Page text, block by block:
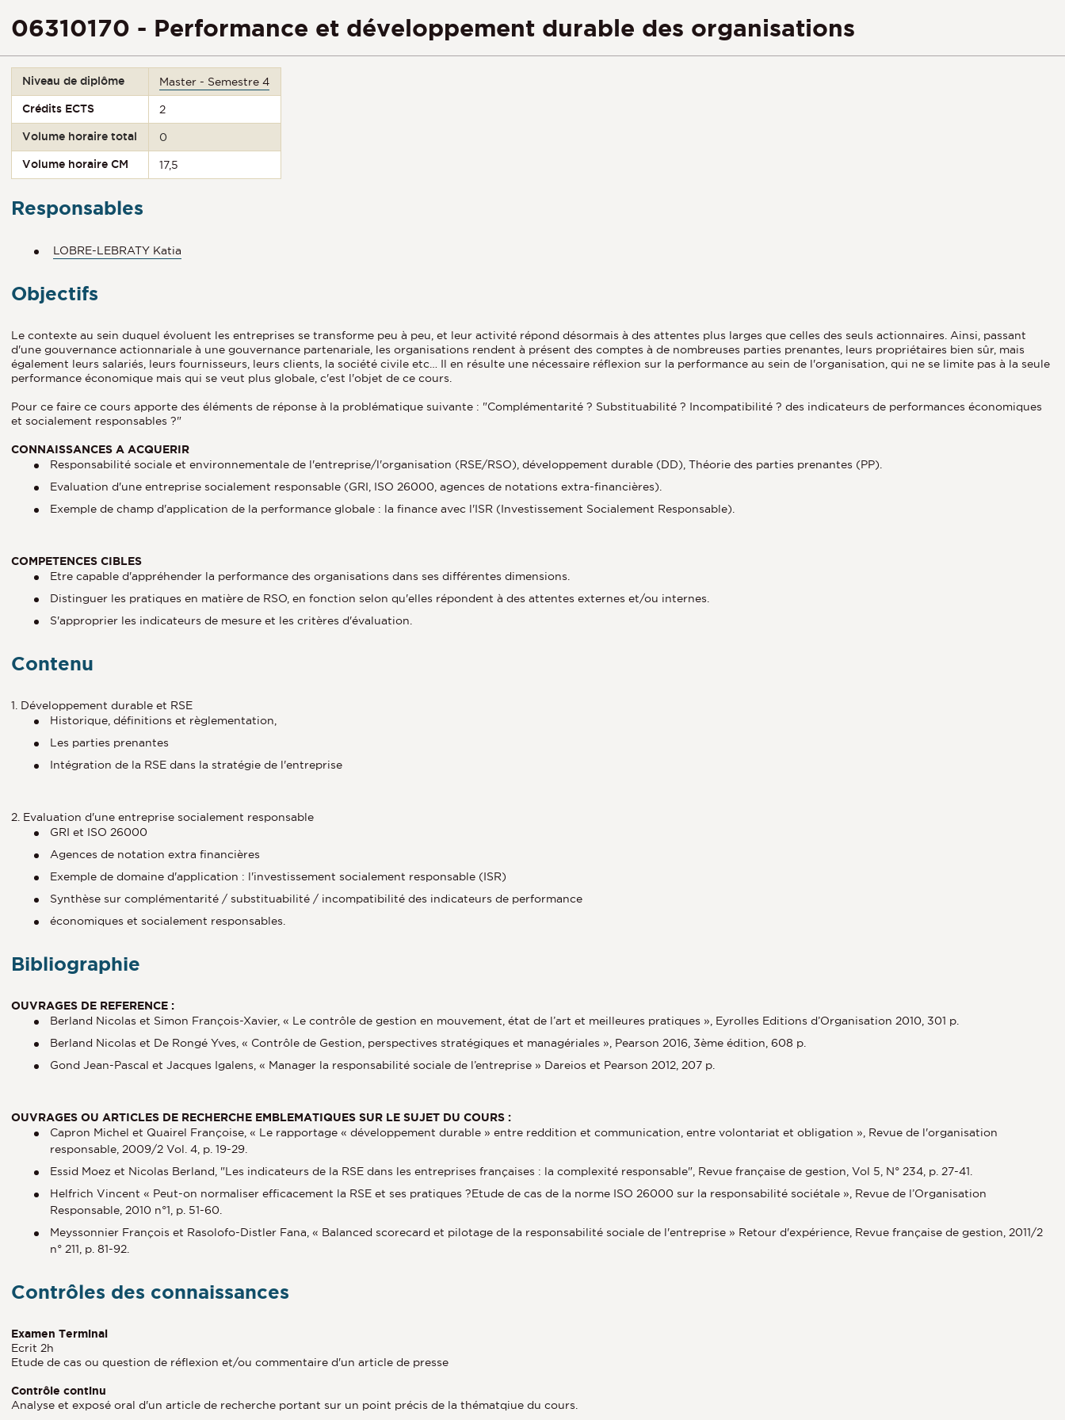
06310170 - Performance et développement durable des organisations
Niveau de diplôme Master - Semestre 4
Crédits ECTS 2
Volume horaire total 0
Volume horaire CM 17,5
Responsables
LOBRE-LEBRATY Katia
Objectifs
Le contexte au sein duquel évoluent les entreprises se transforme peu à peu, et leur activité répond désormais à des attentes plus larges que celles des seuls actionnaires. Ainsi, passant
d'une gouvernance actionnariale à une gouvernance partenariale, les organisations rendent à présent des comptes à de nombreuses parties prenantes, leurs propriétaires bien sûr, mais
également leurs salariés, leurs fournisseurs, leurs clients, la société civile etc… Il en résulte une nécessaire réflexion sur la performance au sein de l'organisation, qui ne se limite pas à la seule
performance économique mais qui se veut plus globale, c'est l'objet de ce cours.
Pour ce faire ce cours apporte des éléments de réponse à la problématique suivante : "Complémentarité ? Substituabilité ? Incompatibilité ? des indicateurs de performances économiques
et socialement responsables ?"
CONNAISSANCES A ACQUERIR
Responsabilité sociale et environnementale de l'entreprise/l'organisation (RSE/RSO), développement durable (DD), Théorie des parties prenantes (PP).
Evaluation d'une entreprise socialement responsable (GRI, ISO 26000, agences de notations extra-financières).
Exemple de champ d'application de la performance globale : la finance avec l'ISR (Investissement Socialement Responsable).
COMPETENCES CIBLES
Etre capable d'appréhender la performance des organisations dans ses différentes dimensions.
Distinguer les pratiques en matière de RSO, en fonction selon qu'elles répondent à des attentes externes et/ou internes.
S'approprier les indicateurs de mesure et les critères d'évaluation.
Contenu
1. Développement durable et RSE
Historique, définitions et règlementation,
Les parties prenantes
Intégration de la RSE dans la stratégie de l'entreprise
2. Evaluation d'une entreprise socialement responsable
GRI et ISO 26000
Agences de notation extra financières
Exemple de domaine d'application : l'investissement socialement responsable (ISR)
Synthèse sur complémentarité / substituabilité / incompatibilité des indicateurs de performance
économiques et socialement responsables.
Bibliographie
OUVRAGES DE REFERENCE :
Berland Nicolas et Simon François-Xavier, « Le contrôle de gestion en mouvement, état de l’art et meilleures pratiques », Eyrolles Editions d’Organisation 2010, 301 p.
Berland Nicolas et De Rongé Yves, « Contrôle de Gestion, perspectives stratégiques et managériales », Pearson 2016, 3ème édition, 608 p.
Gond Jean-Pascal et Jacques Igalens, « Manager la responsabilité sociale de l’entreprise » Dareios et Pearson 2012, 207 p.
OUVRAGES OU ARTICLES DE RECHERCHE EMBLEMATIQUES SUR LE SUJET DU COURS :
Capron Michel et Quairel Françoise, « Le rapportage « développement durable » entre reddition et communication, entre volontariat et obligation », Revue de l'organisation
responsable, 2009/2 Vol. 4, p. 19-29.
Essid Moez et Nicolas Berland, "Les indicateurs de la RSE dans les entreprises françaises : la complexité responsable", Revue française de gestion, Vol 5, N° 234, p. 27-41.
Helfrich Vincent « Peut-on normaliser efficacement la RSE et ses pratiques ?Etude de cas de la norme ISO 26000 sur la responsabilité sociétale », Revue de l’Organisation
Responsable, 2010 n°1, p. 51-60.
Meyssonnier François et Rasolofo-Distler Fana, « Balanced scorecard et pilotage de la responsabilité sociale de l'entreprise » Retour d'expérience, Revue française de gestion, 2011/2
n° 211, p. 81-92.
Contrôles des connaissances
Examen Terminal
Ecrit 2h
Etude de cas ou question de réflexion et/ou commentaire d'un article de presse
Contrôle continu
Analyse et exposé oral d'un article de recherche portant sur un point précis de la thématqiue du cours.